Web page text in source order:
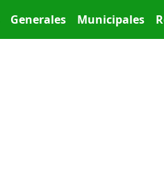
Generales Municipales